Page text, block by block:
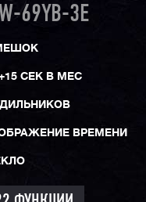
69YB-3E
СЕК В МЕС
ВРЕМЕНИ